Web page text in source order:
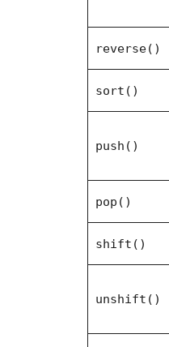
reverse()
sort()
push()
pop()
shift()
unshift()